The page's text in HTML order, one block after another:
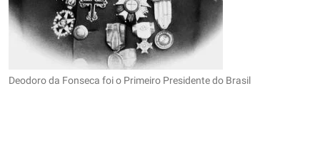
Deodoro da Fonseca foi o Primeiro Presidente do Brasil